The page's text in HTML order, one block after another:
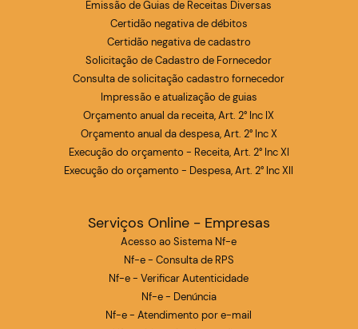
Emissão de Guias de Receitas Diversas
Certidão negativa de débitos
Certidão negativa de cadastro
Solicitação de Cadastro de Fornecedor
Consulta de solicitação cadastro fornecedor
Impressão e atualização de guias
Orçamento anual da receita, Art. 2° Inc IX
Orçamento anual da despesa, Art. 2° Inc X
Execução do orçamento - Receita, Art. 2° Inc XI
Execução do orçamento - Despesa, Art. 2° Inc XII
Serviços Online - Empresas
Acesso ao Sistema Nf-e
Nf-e - Consulta de RPS
Nf-e - Verificar Autenticidade
Nf-e - Denúncia
Nf-e - Atendimento por e-mail